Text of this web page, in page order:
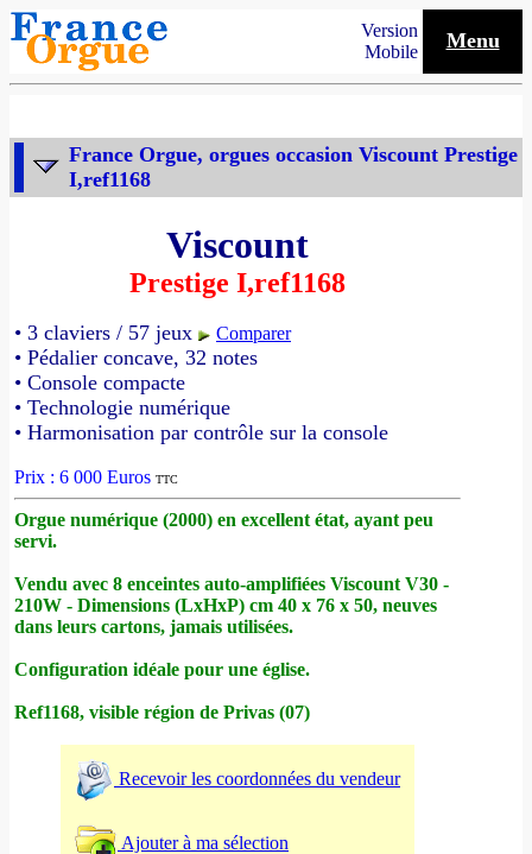
Version
Mobile
Menu
France Orgue, orgues occasion Viscount Prestige
I,ref1168
Viscount
Prestige I,ref1168
• 3 claviers / 57 jeux Comparer
• Pédalier concave, 32 notes
• Console compacte
• Technologie numérique
• Harmonisation par contrôle sur la console
Prix : 6 000 Euros TTC
Orgue numérique (2000) en excellent état, ayant peu
servi.
Vendu avec 8 enceintes auto-amplifiées Viscount V30 -
210W - Dimensions (LxHxP) cm 40 x 76 x 50, neuves
dans leurs cartons, jamais utilisées.
Configuration idéale pour une église.
Ref1168, visible région de Privas (07)
Recevoir les coordonnées du vendeur
Ajouter à ma sélection